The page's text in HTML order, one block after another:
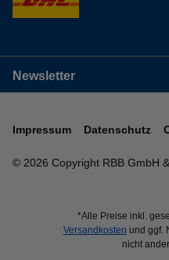
Newsletter
© 2026 Copyright RBB GmbH
Impressum Datenschutz
*Alle Preise inkl.
Versandkosten und ggf.
nicht